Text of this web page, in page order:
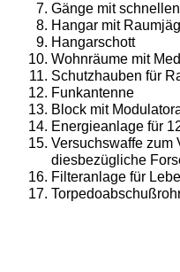
Gänge mit
Hangar mit
Hangarschott
Wohnräume mit
Schutzhauben für
Funkantenne
Block mit
Energieanlage für
Versuchswaffe zum
diesbezügliche
Filteranlage für